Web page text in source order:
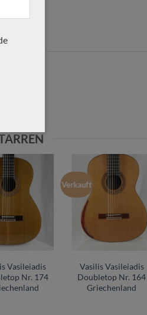
Vasileiadis
Nr. 174
Verkauft
Vasilis Vasileiadis
Doubletop Nr. 164
Griechenland